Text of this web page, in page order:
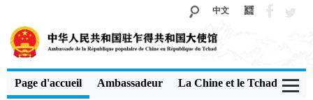
中文
Page d'accueil Ambassadeur La Chine et le Tchad